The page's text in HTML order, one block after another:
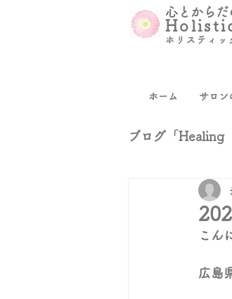
心とから
ホリスティ
ホーム サロン
ブログ「Healing
自分を生きる
こん
広島